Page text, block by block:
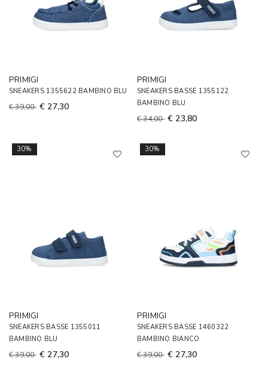
PRIMIGI
SNEAKERS 1355622 BAMBINO BLU
€ 39,00 € 27,30
PRIMIGI
SNEAKERS BASSE 1355122
BAMBINO BLU
€ 34,00 € 23,80
30%
PRIMIGI
SNEAKERS BASSE 1355011
BAMBINO BLU
€ 39,00 € 27,30
30%
PRIMIGI
SNEAKERS BASSE 1460322
BAMBINO BIANCO
€ 39,00 € 27,30